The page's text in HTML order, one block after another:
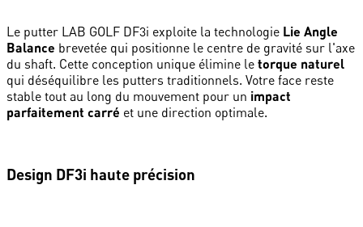
Le putter LAB GOLF DF3i exploite la technologie Lie Angle
Balance brevetée qui positionne le centre de gravité sur l'axe
du shaft. Cette conception unique élimine le torque naturel
qui déséquilibre les putters traditionnels. Votre face reste
stable tout au long du mouvement pour un impact
parfaitement carré et une direction optimale.
Design DF3i haute précision